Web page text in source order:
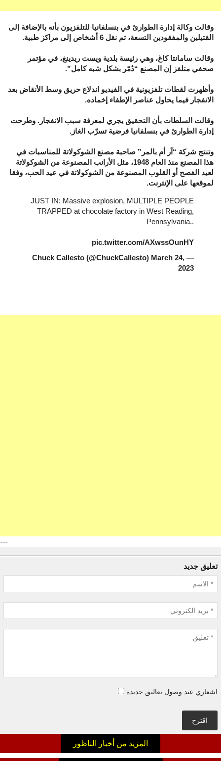
وقالت وكالة إدارة الطوارئ في بنسلفانيا للتلفزيون بأنه بالإضافة إلى
القتيلين والمفقودين التسعة، تم نقل 6 أشخاص إلى مراكز طبية.
وقالت سامانتا كاغ، وهي رئيسة بلدية ويست ريدينغ، في مؤتمر
صحفي متلفز إن المصنع “دُمّر بشكل شبه كامل”.
وأظهرت لقطات تلفزيونية في الفيديو اندلاع حريق وسط الأنقاض بعد
الانفجار فيما يحاول عناصر الإطفاء إخماده.
وقالت السلطات بأن التحقيق يجري لمعرفة سبب الانفجار. وطرحت
إدارة الطوارئ في بنسلفانيا فرضية تسرّب الغاز.
وتنتج شركة “آر أم بالمر” صاحبة مصنع الشوكولاتة للمناسبات في
هذا المصنع منذ العام 1948، مثل الأرانب المصنوعة من الشوكولاتة
لعيد الفصح أو القلوب المصنوعة من الشوكولاتة في عيد الحب، وفقا
لموقعها على الإنترنت.
JUST IN: Massive explosion, MULTIPLE PEOPLE
TRAPPED at chocolate factory in West Reading,
Pennsylvania..
pic.twitter.com/AXwssOunHY
— Chuck Callesto (@ChuckCallesto)
March 24,
2023
---
تعليق جديد
اشعاري عند وصول تعاليق جديدة
اقترح
المزيد من أخبار الناظور